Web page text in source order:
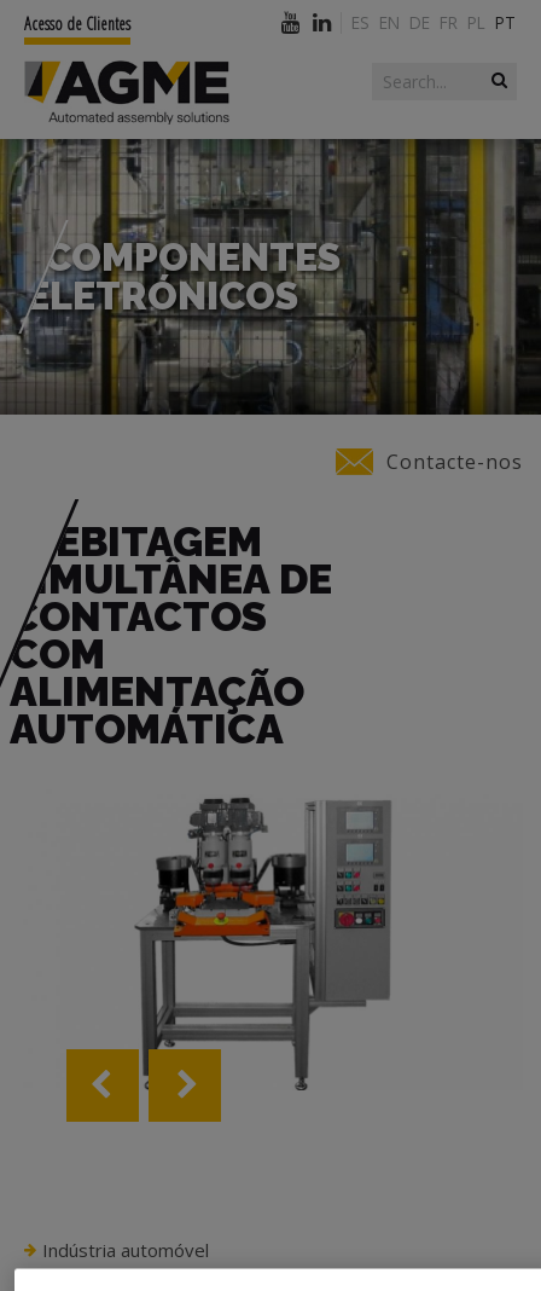
Search form
Search
Acesso de Clientes ES EN DE FR PL PT
COMPONENTES
ELETRÓNICOS
Contacte-nos
REBITAGEM
SIMULTÂNEA DE
CONTACTOS
COM
ALIMENTAÇÃO
AUTOMÁTICA
Indústria automóvel